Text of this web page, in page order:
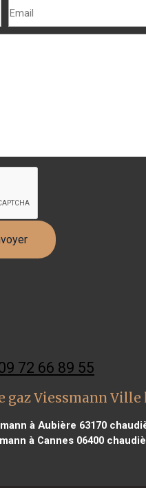
72 66 89 55
Viessmann Ville
à Aubière 63170
à Cannes 06400